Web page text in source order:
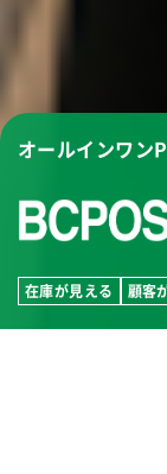
オールインワン
在庫が見える 顧客